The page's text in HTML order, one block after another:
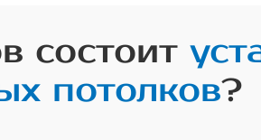
состоит
потолков?